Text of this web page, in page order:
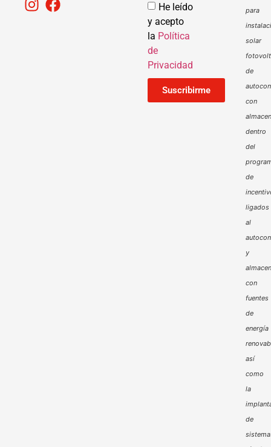
He leído
y acepto
la Política
de
Privacidad
Suscribirme
para
solar
de
con
dentro
del
de
ligados
al
y
con
fuentes
de
energía
así
como
la
de